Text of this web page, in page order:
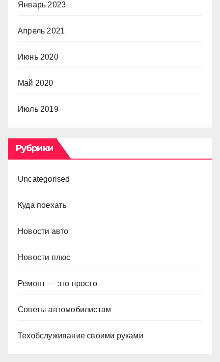
Январь 2023
Апрель 2021
Июнь 2020
Май 2020
Июль 2019
Рубрики
Uncategorised
Куда поехать
Новости авто
Новости плюс
Ремонт — это просто
Советы автомобилистам
Техобслуживание своими руками